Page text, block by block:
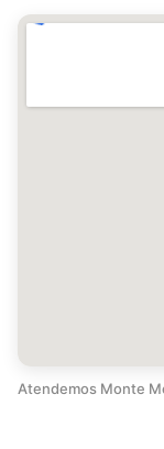
Atendemos Monte